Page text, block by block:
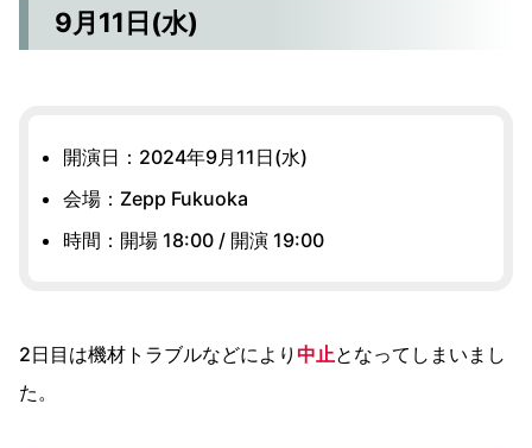
9月11日(水)
開演日：2024年9月11日(水)
会場：Zepp Fukuoka
時間：開場 18:00 / 開演 19:00
2日目は機材トラブルなどにより 中止となってしまいまし
た。